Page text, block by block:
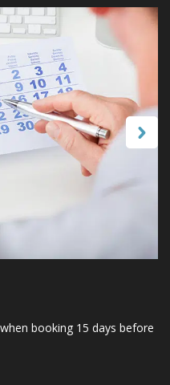
booking 15 days before